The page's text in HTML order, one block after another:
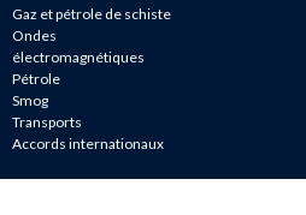
Gaz et pétrole de schiste
Ondes
électromagnétiques
Pétrole
Smog
Transports
Accords internationaux